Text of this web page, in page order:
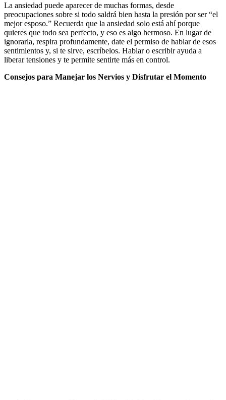
La ansiedad puede aparecer de muchas formas, desde
preocupaciones sobre si todo saldrá bien hasta la presión por ser “el
mejor esposo.” Recuerda que la ansiedad solo está ahí porque
quieres que todo sea perfecto, y eso es algo hermoso. En lugar de
ignorarla, respira profundamente, date el permiso de hablar de esos
sentimientos y, si te sirve, escríbelos. Hablar o escribir ayuda a
liberar tensiones y te permite sentirte más en control.
Consejos para Manejar los Nervios y Disfrutar el Momento